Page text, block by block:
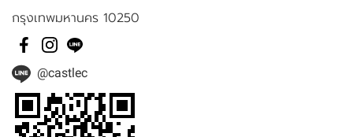
กรุงเทพมหานคร 10250
@castlec